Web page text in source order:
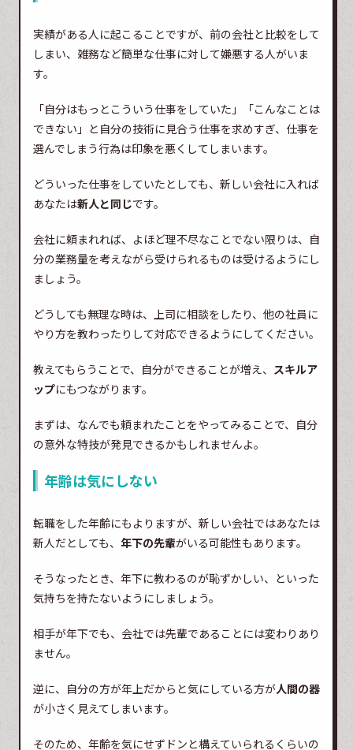
実績がある人に起こることですが、前の会社と比較をして
しまい、雑務など簡単な仕事に対して嫌悪する人がいま
す。
「自分はもっとこういう仕事をしていた」「こんなことは
できない」と自分の技術に見合う仕事を求めすぎ、仕事を
選んでしまう行為は印象を悪くしてしまいます。
どういった仕事をしていたとしても、新しい会社に入れば
あなたは新人と同じです。
会社に頼まれれば、よほど理不尽なことでない限りは、自
分の業務量を考えながら受けられるものは受けるようにし
ましょう。
どうしても無理な時は、上司に相談をしたり、他の社員に
やり方を教わったりして対応できるようにしてください。
教えてもらうことで、自分ができることが増え、 スキルア
ップにもつながります。
まずは、なんでも頼まれたことをやってみることで、自分
の意外な特技が発見できるかもしれませんよ。
年齢は気にしない
転職をした年齢にもよりますが、新しい会社ではあなたは
新人だとしても、 年下の先輩がいる可能性もあります。
そうなったとき、年下に教わるのが恥ずかしい、といった
気持ちを持たないようにしましょう。
相手が年下でも、会社では先輩であることには変わりあり
ません。
逆に、自分の方が年上だからと気にしている方が人間の器
が小さく見えてしまいます。
そのため、年齢を気にせずドンと構えていられるくらいの